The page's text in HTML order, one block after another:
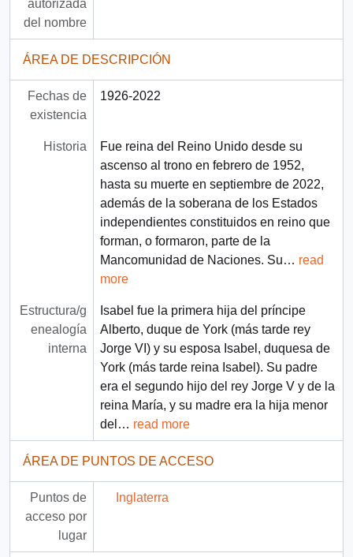
autorizada
del nombre
ÁREA DE DESCRIPCIÓN
Fechas de
existencia
1926-2022
Historia
Fue reina del Reino Unido desde su
ascenso al trono en febrero de 1952,
hasta su muerte en septiembre de 2022,
además de la soberana de los Estados
independientes constituidos en reino que
forman, o formaron, parte de la
Mancomunidad de Naciones. Su… read
more
Estructura/g
enealogía
interna
Isabel fue la primera hija del príncipe
Alberto, duque de York (más tarde rey
Jorge VI) y su esposa Isabel, duquesa de
York (más tarde reina Isabel). Su padre
era el segundo hijo del rey Jorge V y de la
reina María, y su madre era la hija menor
del … read more
ÁREA DE PUNTOS DE ACCESO
Puntos de
acceso por
lugar
Inglaterra